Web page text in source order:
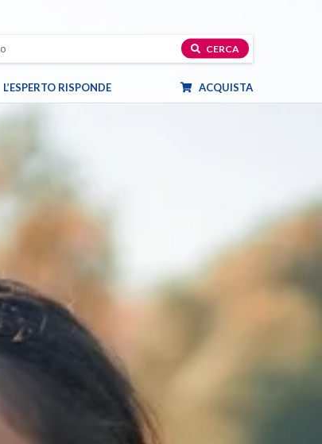
CERCA
L’ESPERTO RISPONDE ACQUISTA